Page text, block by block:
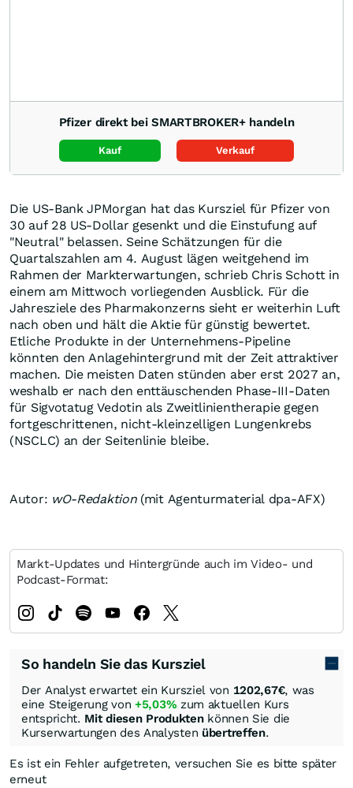
Pfizer direkt bei SMARTBROKER+ handeln
Kauf Verkauf
Die US-Bank JPMorgan hat das Kursziel für Pfizer von
30 auf 28 US-Dollar gesenkt und die Einstufung auf
"Neutral" belassen. Seine Schätzungen für die
Quartalszahlen am 4. August lägen weitgehend im
Rahmen der Markterwartungen, schrieb Chris Schott in
einem am Mittwoch vorliegenden Ausblick. Für die
Jahresziele des Pharmakonzerns sieht er weiterhin Luft
nach oben und hält die Aktie für günstig bewertet.
Etliche Produkte in der Unternehmens-Pipeline
könnten den Anlagehintergrund mit der Zeit attraktiver
machen. Die meisten Daten stünden aber erst 2027 an,
weshalb er nach den enttäuschenden Phase-III-Daten
für Sigvotatug Vedotin als Zweitlinientherapie gegen
fortgeschrittenen, nicht-kleinzelligen Lungenkrebs
(NSCLC) an der Seitenlinie bleibe.
Autor: wO-Redaktion(mit Agenturmaterial dpa-AFX)
Markt-Updates und Hintergründe auch im Video- und
Podcast-Format:
So handeln Sie das Kursziel
Der Analyst erwartet ein Kursziel von 1202,67€, was
eine Steigerung von +5,03% zum aktuellen Kurs
entspricht. Mit diesen Produktenkönnen Sie die
Kurserwartungen des Analysten übertreffen.
Es ist ein Fehler aufgetreten, versuchen Sie es bitte später
erneut